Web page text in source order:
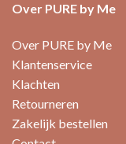
Over PURE by Me
Over PURE by Me
Klantenservice
Klachten
Retourneren
Zakelijk bestellen